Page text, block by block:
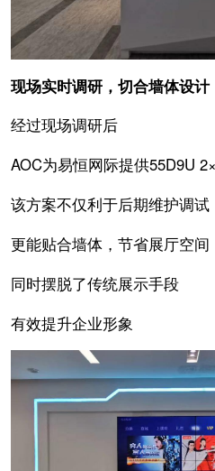
现场实时调研，切合墙体设计
经过现场调研后
AOC为易恒网际提供55D9U
该方案不仅利于后期维护调试
更能贴合墙体，节省展厅空间
同时摆脱了传统展示手段
有效提升企业形象